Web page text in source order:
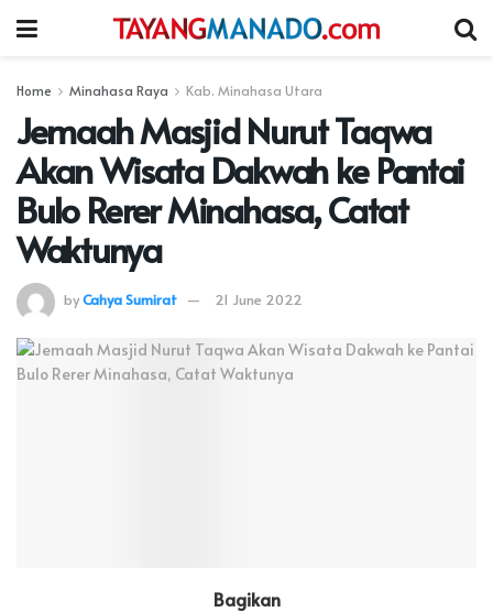
Home Minahasa Raya Kab. Minahasa Utara
Jemaah Masjid Nurut Taqwa
Akan Wisata Dakwah ke Pantai
Bulo Rerer Minahasa, Catat
Waktunya
byCahya Sumirat 21 June 2022
Bagikan